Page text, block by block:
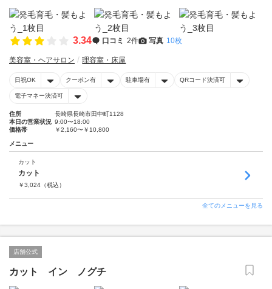
3.34 口コミ 2件 写真 10枚
美容室・ヘアサロン 理容室・床屋
日祝OK クーポン有 駐車場有 QRコード決済可
電子マネー決済可
住所
長崎県長崎市田中町1128
本日の営業状況 9:00〜18:00
価格帯
￥2,160〜￥10,800
メニュー
カット
カット
￥3,024 （税込）
全てのメニューを見る
店舗公式
カット イン ノグチ